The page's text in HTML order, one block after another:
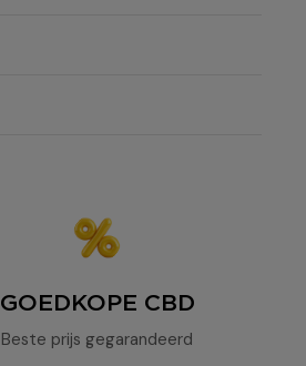
GOEDKOPE CBD
Beste prijs gegarandeerd